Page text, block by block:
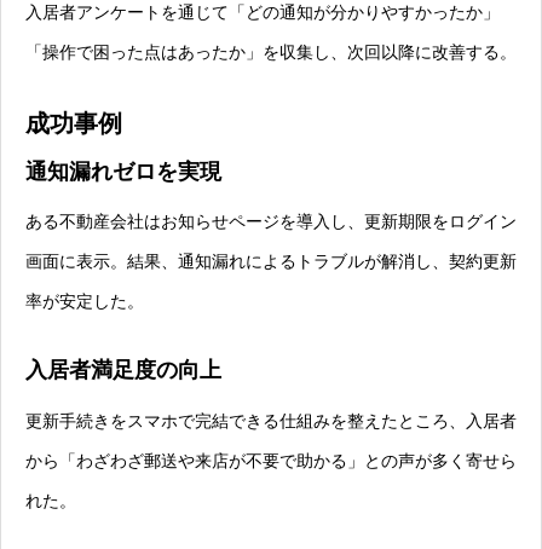
入居者アンケートを通じて「どの通知が分かりやすかったか」
「操作で困った点はあったか」を収集し、次回以降に改善する。
成功事例
通知漏れゼロを実現
ある不動産会社はお知らせページを導入し、更新期限をログイン
画面に表示。結果、通知漏れによるトラブルが解消し、契約更新
率が安定した。
入居者満足度の向上
更新手続きをスマホで完結できる仕組みを整えたところ、入居者
から「わざわざ郵送や来店が不要で助かる」との声が多く寄せら
れた。